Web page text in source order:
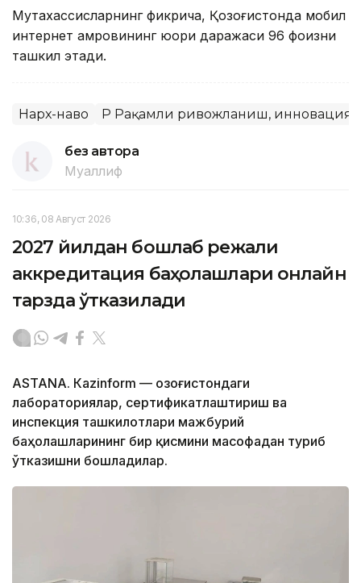
Мутахассисларнинг фикрича, Қозоғистонда мобил
интернет қамровининг юқори даражаси 96 фоизни
ташкил этади.
Нарх-наво ҚР Рақамли ривожланиш,
без автора
Муаллиф
10:36, 08 Август 2026
2027 йилдан бошлаб режали
аккредитация баҳолашлари онлайн
тарзда ўтказилади
ASTANА. Кazinform — Қозоғистондаги
лабораториялар, сертификатлаштириш ва
инспекция ташкилотлари мажбурий
баҳолашларининг бир қисмини масофадан туриб
ўтказишни бошладилар.